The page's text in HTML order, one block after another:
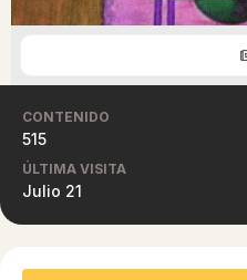
CONTENIDO
515
ÚLTIMA VISITA
Julio 21